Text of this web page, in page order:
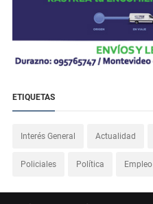
ETIQUETAS
Interés General Actualidad
Policiales Política Empleo